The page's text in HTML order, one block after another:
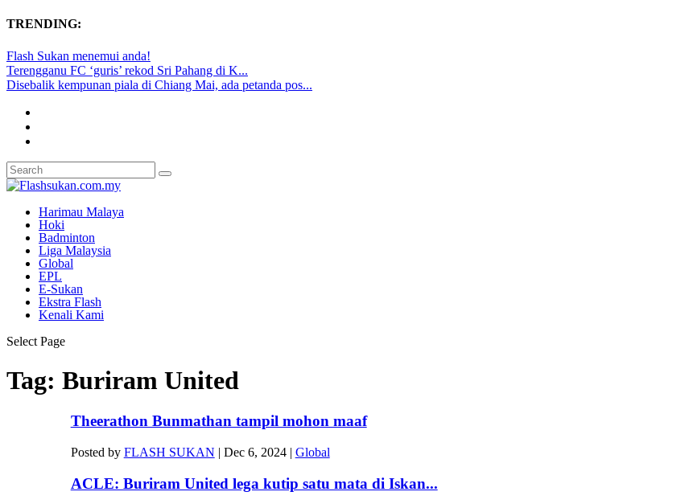
TRENDING:
Flash Sukan menemui anda!
Terengganu FC ‘guris’ rekod Sri Pahang di K...
Disebalik kempunan piala di Chiang Mai, ada petanda pos...
Harimau Malaya
Hoki
Badminton
Liga Malaysia
Global
EPL
E-Sukan
Ekstra Flash
Kenali Kami
Select Page
Tag: Buriram United
Theerathon Bunmathan tampil mohon maaf
Posted by FLASH SUKAN | Dec 6, 2024| Global
ACLE: Buriram United lega kutip satu mata di Iskan...